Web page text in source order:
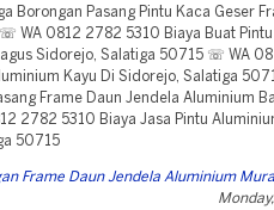
Borongan Pasang Pintu Kaca Geser
WA 0812 2782 5310 Biaya Buat
Sidorejo, Salatiga 50715 ☏ WA
Kayu Di Sidorejo, Salatiga
Frame Daun Jendela Aluminium
2782 5310 Biaya Jasa Pintu
50715
Frame Daun Jendela Aluminium